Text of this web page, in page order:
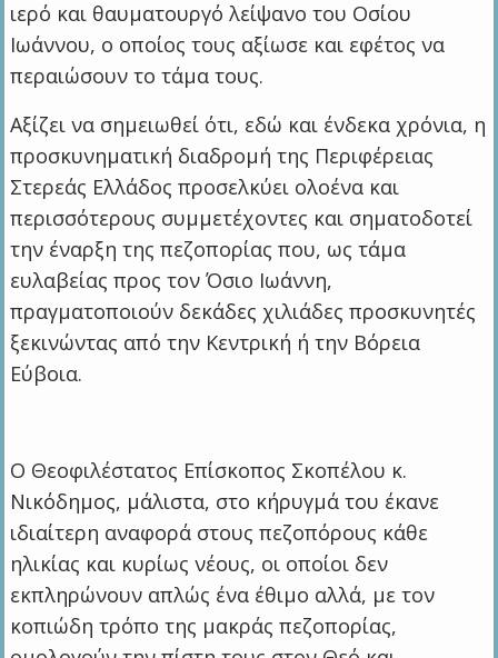
ιερό και θαυματουργό λείψανο του Οσίου
Ιωάννου, ο οποίος τους αξίωσε και εφέτος να
περαιώσουν το τάμα τους.
Αξίζει να σημειωθεί ότι, εδώ και ένδεκα χρόνια, η
προσκυνηματική διαδρομή της Περιφέρειας
Στερεάς Ελλάδος προσελκύει ολοένα και
περισσότερους συμμετέχοντες και σηματοδοτεί
την έναρξη της πεζοπορίας που, ως τάμα
ευλαβείας προς τον Όσιο Ιωάννη,
πραγματοποιούν δεκάδες χιλιάδες προσκυνητές
ξεκινώντας από την Κεντρική ή την Βόρεια
Εύβοια.
Ο Θεοφιλέστατος Επίσκοπος Σκοπέλου κ.
Νικόδημος, μάλιστα, στο κήρυγμά του έκανε
ιδιαίτερη αναφορά στους πεζοπόρους κάθε
ηλικίας και κυρίως νέους, οι οποίοι δεν
εκπληρώνουν απλώς ένα έθιμο αλλά, με τον
κοπιώδη τρόπο της μακράς πεζοπορίας,